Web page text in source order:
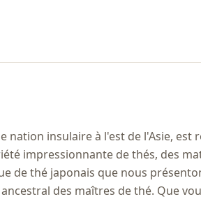
nation insulaire à l'est de l'Asie, est
impressionnante de thés, des
de thé japonais que nous
des maîtres de thé. Que